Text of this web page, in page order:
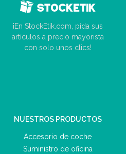
¡En StockEtik.com, pida sus
artículos a precio mayorista
con solo unos clics!
NUESTROS PRODUCTOS
Accesorio de coche
Suministro de oficina